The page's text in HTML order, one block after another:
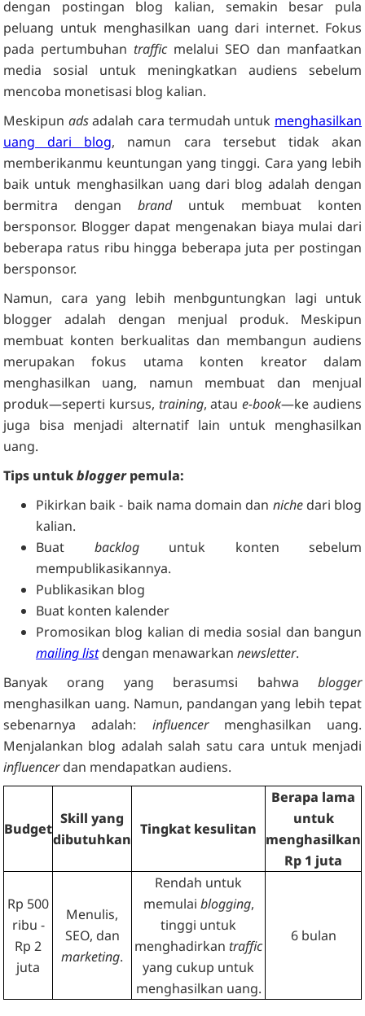
dengan postingan blog kalian, semakin besar pula
peluang untuk menghasilkan uang dari internet. Fokus
pada pertumbuhan trafficmelalui SEO dan manfaatkan
media sosial untuk meningkatkan audiens sebelum
mencoba monetisasi blog kalian.
Meskipun adsadalah cara termudah untuk menghasilkan
uang dari blog, namun cara tersebut tidak akan
memberikanmu keuntungan yang tinggi. Cara yang lebih
baik untuk menghasilkan uang dari blog adalah dengan
bermitra dengan branduntuk membuat konten
bersponsor. Blogger dapat mengenakan biaya mulai dari
beberapa ratus ribu hingga beberapa juta per postingan
bersponsor.
Namun, cara yang lebih menbguntungkan lagi untuk
blogger adalah dengan menjual produk. Meskipun
membuat konten berkualitas dan membangun audiens
merupakan fokus utama konten kreator dalam
menghasilkan uang, namun membuat dan menjual
produk—seperti kursus, training, ataue-book—ke audiens
juga bisa menjadi alternatif lain untuk menghasilkan
uang.
Tips untukbloggerpemula:
Pikirkan baik - baik nama domain dan niche dari blog
kalian.
Buat backloguntuk konten sebelum
mempublikasikannya.
Publikasikan blog
Buat konten kalender
Promosikan blog kalian di media sosial dan bangun
mailing list dengan menawarkan newsletter.
Banyak orang yang berasumsi bahwa blogger
menghasilkan uang. Namun, pandangan yang lebih tepat
sebenarnya adalah: influencer menghasilkan uang.
Menjalankan blog adalah salah satu cara untuk menjadi
influencerdan mendapatkan audiens.
Budget
Skill yang
dibutuhkan
Tingkat kesulitan
Berapa lama
untuk
menghasilkan
Rp 1 juta
Rp 500
ribu -
Rp 2
juta
Menulis,
SEO, dan
marketing.
Rendah untuk
memulai blogging,
tinggi untuk
menghadirkan traffic
yang cukup untuk
menghasilkan uang.
6 bulan